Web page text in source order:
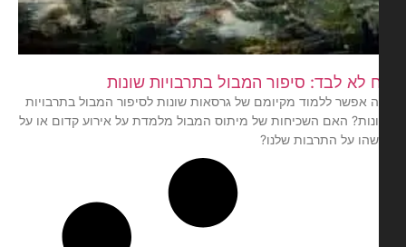
לא לבד: סיפור המבול בתרבויות שונות
אפשר ללמוד מקיומם של גרסאות שונות לסיפור המבול בתרבויות
האם השכיחות של מיתוס המבול מלמדת על אירוע קדום או על
על התרבות שלנו?